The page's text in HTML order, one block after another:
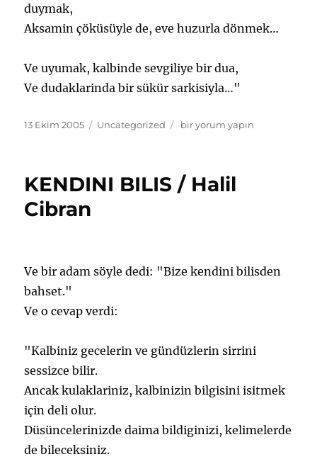
duymak,
Aksamin çöküsüyle de, eve huzurla dönmek…
Ve uyumak, kalbinde sevgiliye bir dua,
Ve dudaklarinda bir sükür sarkisiyla…"
Yayın
13 Ekim 2005 Kategoriler
Uncategorized
SEVGI
için
bir yorum yapın
KENDINI BILIS / Halil
Cibran
Ve bir adam söyle dedi: "Bize kendini bilisden
bahset."
Ve o cevap verdi:
"Kalbiniz gecelerin ve gündüzlerin sirrini
sessizce bilir.
Ancak kulaklariniz, kalbinizin bilgisini isitmek
için deli olur.
Düsüncelerinizde daima bildiginizi, kelimelerde
de bileceksiniz.